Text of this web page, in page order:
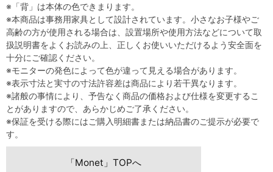
※「背」は本体の色できまります。
※本商品は事務用家具として設計されています。小さなお子様やご
高齢の方が使用される場合は、設置場所や使用方法などについて取
扱説明書をよくお読みの上、正しくお使いいただけるよう安全面を
十分にご確認ください。
※モニターの発色によって色が違って見える場合があります。
※表示寸法と実寸の寸法許容差は商品により若干異なります。
※諸般の事情により、予告なく商品の価格および仕様を変更するこ
とがありますので、あらかじめご了承ください。
※保証を受ける際にはご購入明細書または納品書のご提示が必要で
す。
「Monet」TOPへ